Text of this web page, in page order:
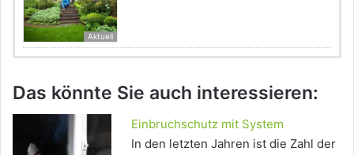
Aktuell
Das könnte Sie auch interessieren:
Einbruchschutz mit System
In den letzten Jahren ist die Zahl der